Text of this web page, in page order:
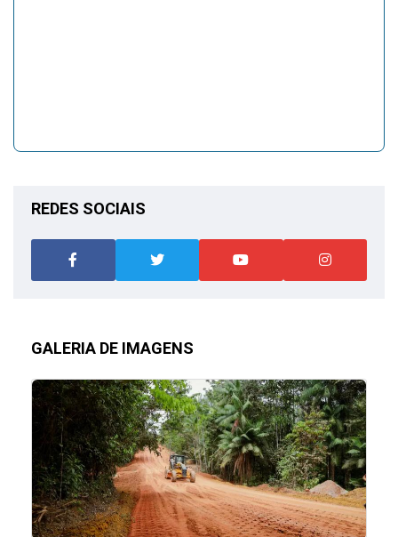
REDES SOCIAIS
GALERIA DE IMAGENS